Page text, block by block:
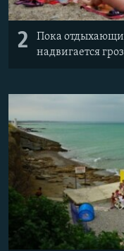
2
Пока
надвигается